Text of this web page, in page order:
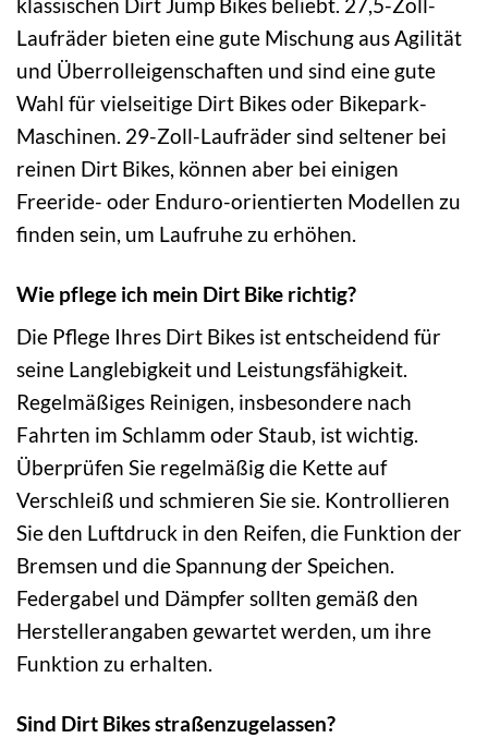
Laufräder bieten eine gute Mischung aus Agilität
und Überrolleigenschaften und sind eine gute
Wahl für vielseitige Dirt Bikes oder Bikepark-
Maschinen. 29-Zoll-Laufräder sind seltener bei
reinen Dirt Bikes, können aber bei einigen
Freeride- oder Enduro-orientierten Modellen zu
finden sein, um Laufruhe zu erhöhen.
Wie pflege ich mein Dirt Bike richtig?
Die Pflege Ihres Dirt Bikes ist entscheidend für
seine Langlebigkeit und Leistungsfähigkeit.
Regelmäßiges Reinigen, insbesondere nach
Fahrten im Schlamm oder Staub, ist wichtig.
Überprüfen Sie regelmäßig die Kette auf
Verschleiß und schmieren Sie sie. Kontrollieren
Sie den Luftdruck in den Reifen, die Funktion der
Bremsen und die Spannung der Speichen.
Federgabel und Dämpfer sollten gemäß den
Herstellerangaben gewartet werden, um ihre
Funktion zu erhalten.
Sind Dirt Bikes straßenzugelassen?